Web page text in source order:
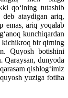
qoʻlning tutashib
deb ataydigan ariq,
emas, ariq yoqalab
kunchiqardan
kichikroq bir qirning
Quyosh botishini
Qaraysan, dunyoda
qishlogʻimiz
yuziga fotiha